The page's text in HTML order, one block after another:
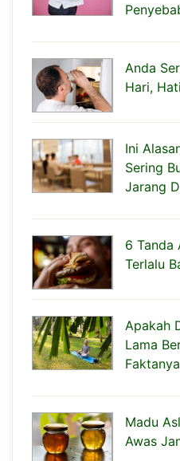
Anda
Hari,
Ini
Sering
Jarang
6 Tanda
Terlalu
Apakah
Lama
Faktanya
Madu
Awas